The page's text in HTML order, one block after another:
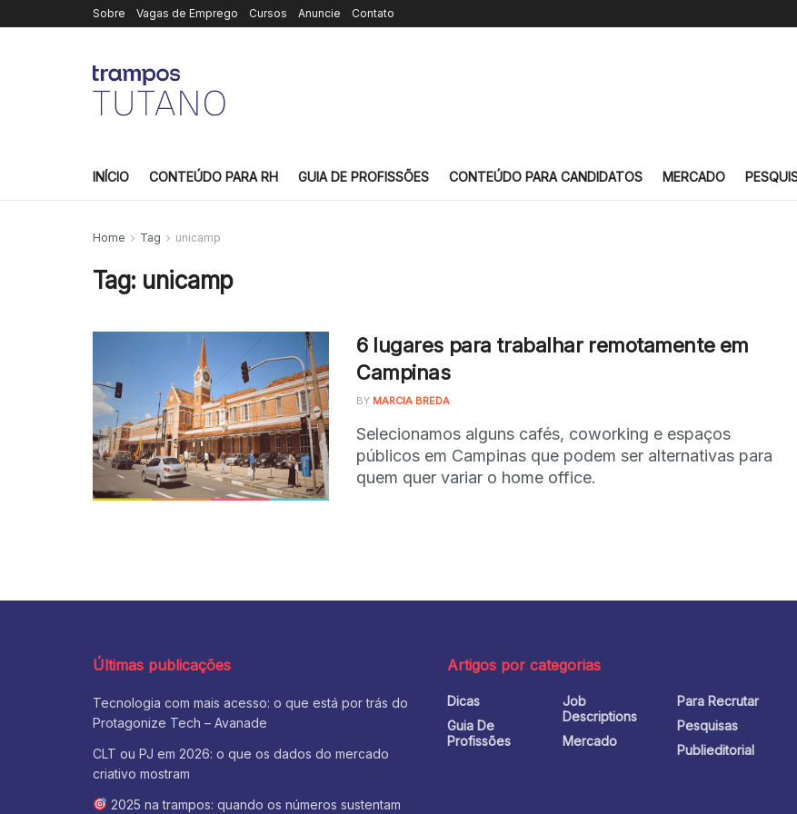
Sobre Vagas de Emprego Cursos Anuncie Contato
INÍCIO CONTEÚDO PARA RH GUIA DE PROFISSÕES CONTEÚDO PARA CANDIDATOS MERCADO
Home Tag unicamp
Tag: unicamp
6 lugares para trabalhar remotamente em
Campinas
BY MARCIA BREDA
Selecionamos alguns cafés, coworking e espaços
públicos em Campinas que podem ser alternativas para
quem quer variar o home office.
Últimas publicações
Tecnologia com mais acesso: o que está por trás do
Protagonize Tech – Avanade
CLT ou PJ em 2026: o que os dados do mercado
criativo mostram
2025 na trampos: quando os números sustentam
Artigos por categorias
Dicas
Guia De
Profissões
Job
Descriptions
Mercado
Para Recrutar
Pesquisas
Publieditorial